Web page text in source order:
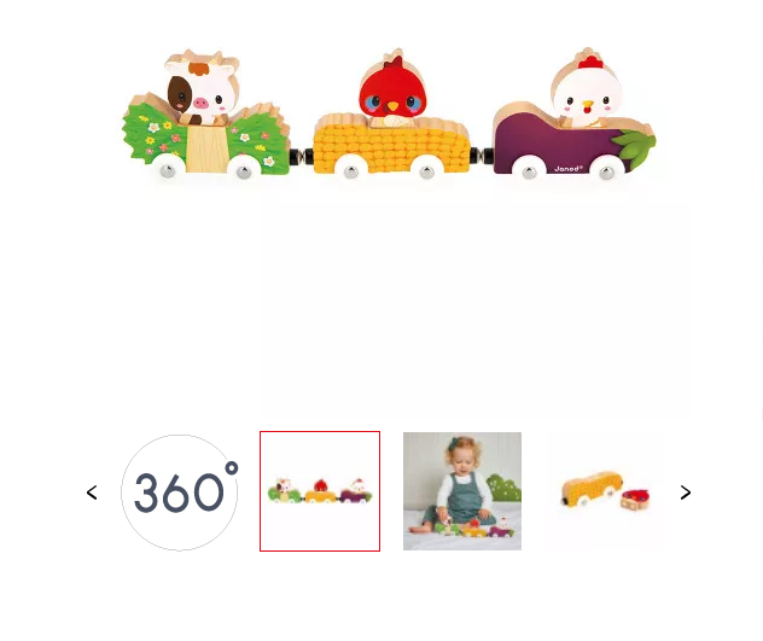
MOTORI
GIOCATTOLI DI
IMITAZIONE
PEZZI STACCATI